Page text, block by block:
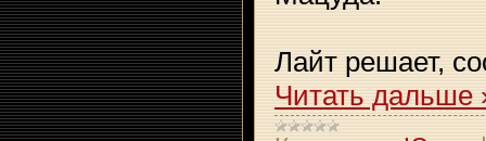
Лайт решает,
Читать дальше